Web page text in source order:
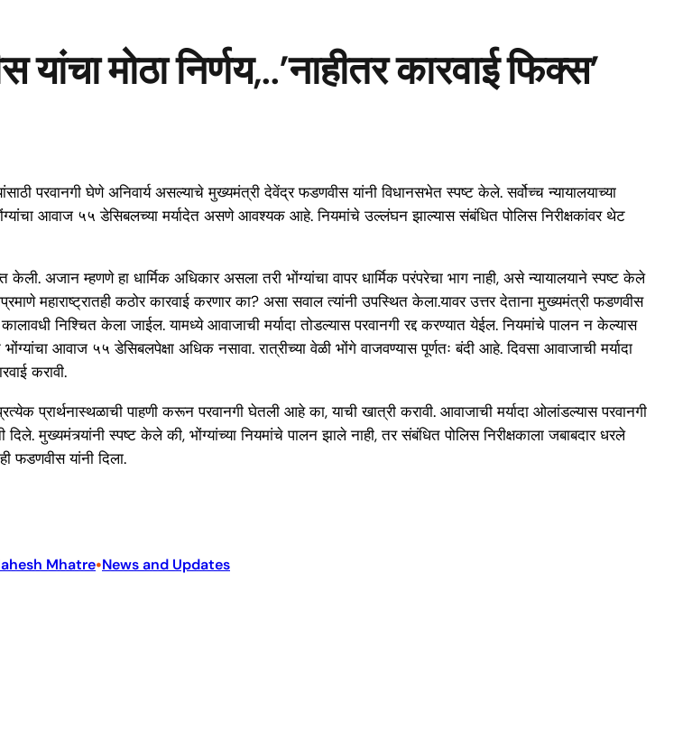
मोठा निर्णय,..’नाहीतर कारवाई फिक्स’
परवानगी घेणे अनिवार्य असल्याचे मुख्यमंत्री देवेंद्र फडणवीस यांनी विधानसभेत स्पष्ट केले. सर्वोच्च न्यायालयाच्या
आवाज ५५ डेसिबलच्या मर्यादेत असणे आवश्यक आहे. नियमांचे उल्लंघन झाल्यास संबंधित पोलिस निरीक्षकांवर थेट
केली. अजान म्हणणे हा धार्मिक अधिकार असला तरी भोंग्यांचा वापर धार्मिक परंपरेचा भाग नाही, असे न्यायालयाने स्पष्ट केले
महाराष्ट्रातही कठोर कारवाई करणार का? असा सवाल त्यांनी उपस्थित केला.यावर उत्तर देताना मुख्यमंत्री फडणवीस
कालावधी निश्चित केला जाईल. यामध्ये आवाजाची मर्यादा तोडल्यास परवानगी रद्द करण्यात येईल. नियमांचे पालन न केल्यास
आवाज ५५ डेसिबलपेक्षा अधिक नसावा. रात्रीच्या वेळी भोंगे वाजवण्यास पूर्णतः बंदी आहे. दिवसा आवाजाची मर्यादा
करावी.
प्रार्थनास्थळाची पाहणी करून परवानगी घेतली आहे का, याची खात्री करावी. आवाजाची मर्यादा ओलांडल्यास परवानगी
मुख्यमंत्र्यांनी स्पष्ट केले की, भोंग्यांच्या नियमांचे पालन झाले नाही, तर संबंधित पोलिस निरीक्षकाला जबाबदार धरले
फडणवीस यांनी दिला.
Mhatre•News and Updates